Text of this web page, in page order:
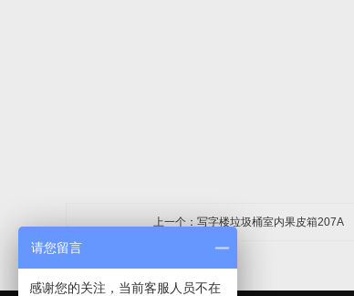
上一个：写字楼垃圾桶室内果皮箱207A
请您留言
感谢您的关注，当前客服人员不在